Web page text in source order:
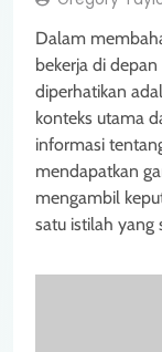
Dalam
bekerja di
diperhatikan
konteks utama
informasi
mendapatkan
mengambil
satu istilah yang